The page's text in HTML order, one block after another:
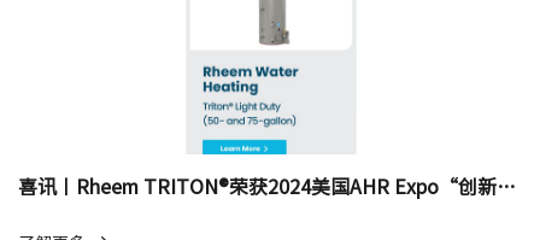
喜讯丨Rheem TRITON®荣获2024美国AHR Expo“创新奖”